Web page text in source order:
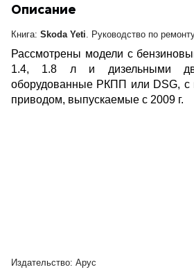
Описание
Книга: Skoda Yeti . Руководство по
Рассмотрены модели с
1.4, 1.8 л и дизельными
оборудованные РКПП или DSG,
приводом, выпускаемые с 2009 г.
Издательство: Арус